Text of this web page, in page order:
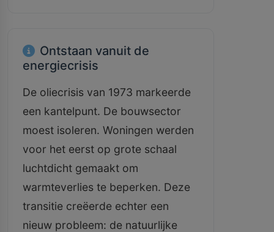
Ontstaan vanuit de
energiecrisis
De oliecrisis van 1973 markeerde
een kantelpunt. De bouwsector
moest isoleren. Woningen werden
voor het eerst op grote schaal
luchtdicht gemaakt om
warmteverlies te beperken. Deze
transitie creëerde echter een
nieuw probleem: de natuurlijke